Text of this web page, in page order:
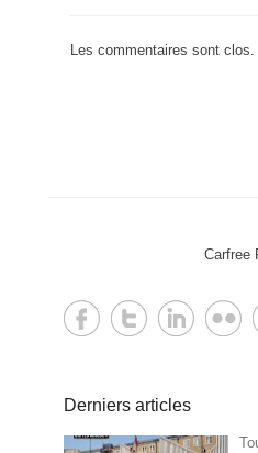
Les commentaires sont clos.
Carfree
Derniers articles